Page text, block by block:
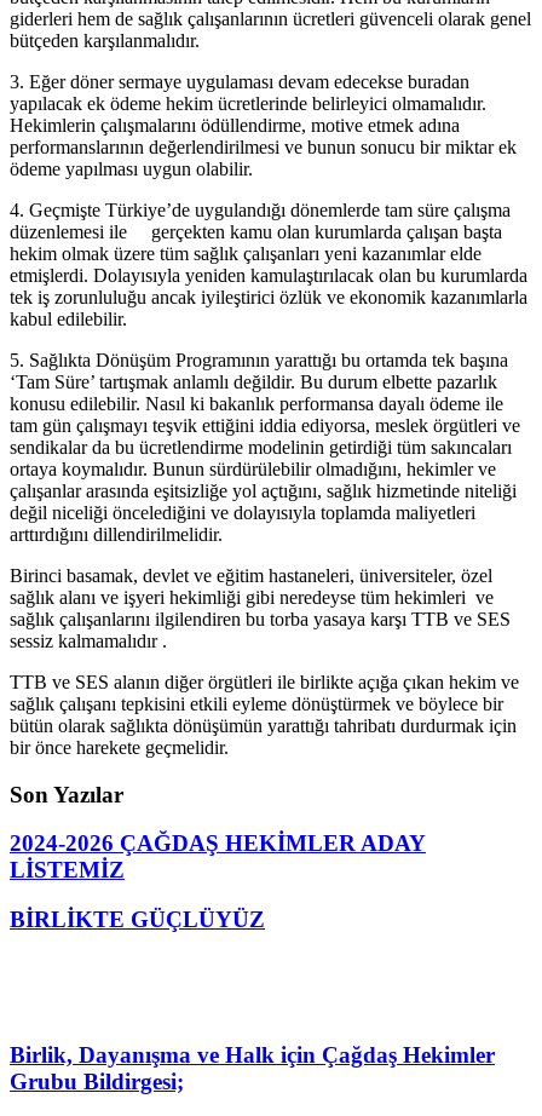
giderleri hem de sağlık çalışanlarının ücretleri güvenceli olarak genel
bütçeden karşılanmalıdır.
3. Eğer döner sermaye uygulaması devam edecekse buradan
yapılacak ek ödeme hekim ücretlerinde belirleyici olmamalıdır.
Hekimlerin çalışmalarını ödüllendirme, motive etmek adına
performanslarının değerlendirilmesi ve bunun sonucu bir miktar ek
ödeme yapılması uygun olabilir.
4. Geçmişte Türkiye’de uygulandığı dönemlerde tam süre çalışma
düzenlemesi ile gerçekten kamu olan kurumlarda çalışan başta
hekim olmak üzere tüm sağlık çalışanları yeni kazanımlar elde
etmişlerdi. Dolayısıyla yeniden kamulaştırılacak olan bu kurumlarda
tek iş zorunluluğu ancak iyileştirici özlük ve ekonomik kazanımlarla
kabul edilebilir.
5. Sağlıkta Dönüşüm Programının yarattığı bu ortamda tek başına
‘Tam Süre’ tartışmak anlamlı değildir. Bu durum elbette pazarlık
konusu edilebilir. Nasıl ki bakanlık performansa dayalı ödeme ile
tam gün çalışmayı teşvik ettiğini iddia ediyorsa, meslek örgütleri ve
sendikalar da bu ücretlendirme modelinin getirdiği tüm sakıncaları
ortaya koymalıdır. Bunun sürdürülebilir olmadığını, hekimler ve
çalışanlar arasında eşitsizliğe yol açtığını, sağlık hizmetinde niteliği
değil niceliği öncelediğini ve dolayısıyla toplamda maliyetleri
arttırdığını dillendirilmelidir.
Birinci basamak, devlet ve eğitim hastaneleri, üniversiteler, özel
sağlık alanı ve işyeri hekimliği gibi neredeyse tüm hekimleri ve
sağlık çalışanlarını ilgilendiren bu torba yasaya karşı TTB ve SES
sessiz kalmamalıdır .
TTB ve SES alanın diğer örgütleri ile birlikte açığa çıkan hekim ve
sağlık çalışanı tepkisini etkili eyleme dönüştürmek ve böylece bir
bütün olarak sağlıkta dönüşümün yarattığı tahribatı durdurmak için
bir önce harekete geçmelidir.
Son Yazılar
2024-2026 ÇAĞDAŞ HEKİMLER ADAY
LİSTEMİZ
BİRLİKTE GÜÇLÜYÜZ
Birlik, Dayanışma ve Halk için Çağdaş Hekimler
Grubu Bildirgesi;